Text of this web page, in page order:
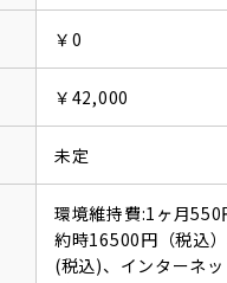
￥0
￥42,000
未定
環境維持費:1ヶ月
約時16500円（税込
(税込)、インターネ